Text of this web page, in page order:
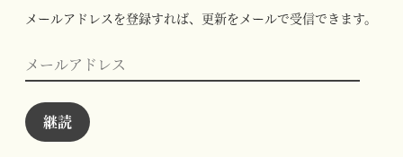
メールアドレスを登録すれば、更新をメールで受信できます。
ー
ル
ア
ド
レ
継読